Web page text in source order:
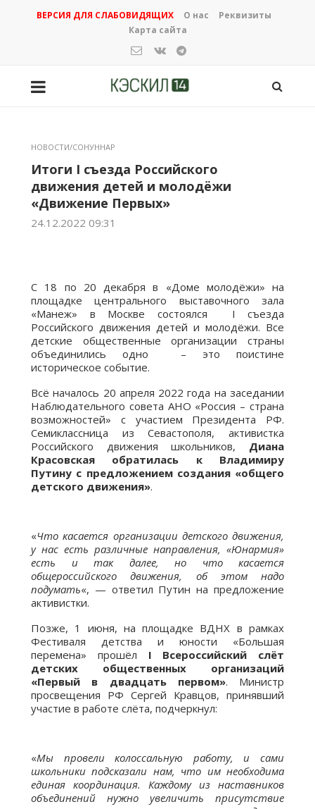
ВЕРСИЯ ДЛЯ СЛАБОВИДЯЩИХ О нас
Реквизиты
Карта сайта
НОВОСТИ/СОНУННАР
Итоги I съезда Российского
движения детей и молодёжи
«Движение Первых»
24.12.2022 09:31
С 18 по 20 декабря в «Доме молодёжи» на
площадке центрального выставочного зала
«Манеж» в Москве состоялся I съезда
Российского движения детей и молодёжи. Все
детские общественные организации страны
объединились одно – это поистине
историческое событие.
Всё началось 20 апреля 2022 года на заседании
Наблюдательного совета АНО «Россия – страна
возможностей» с участием Президента РФ.
Семиклассница из Севастополя, активистка
Российского движения школьников, Диана
Красовская обратилась к Владимиру
Путину с предложением создания «общего
детского движения».
«Что касается организации детского движения,
у нас есть различные направления, «Юнармия»
есть и так далее, но что касается
общероссийского движения, об этом надо
подумать«, — ответил Путин на предложение
активистки.
Позже, 1 июня, на площадке ВДНХ в рамках
Фестиваля детства и юности «Большая
перемена» прошёл I Всероссийский слёт
детских общественных организаций
«Первый в двадцать первом». Министр
просвещения РФ Сергей Кравцов, принявший
участие в работе слёта, подчеркнул:
«Мы провели колоссальную работу, и сами
школьники подсказали нам, что им необходима
единая координация. Каждому из наставников
объединений нужно увеличить присутствие